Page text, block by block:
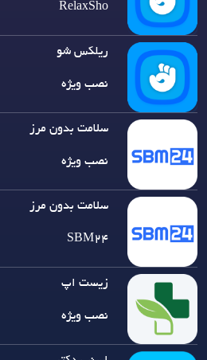
RelaxSho
ریلکس شو
نصب ویژه
سلامت بدون مرز
نصب ویژه
سلامت بدون مرز
SBM24
زیست اپ
نصب ویژه